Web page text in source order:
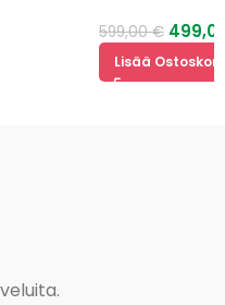
599,00€ 499,00€
Lisää Ostoskoriin